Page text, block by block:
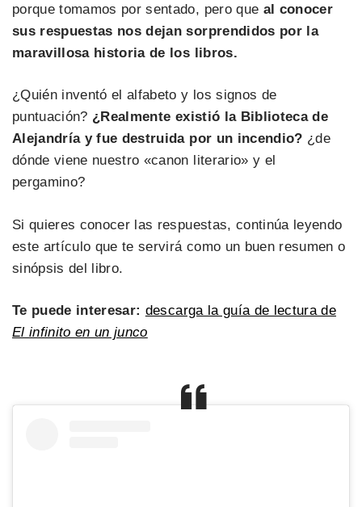
porque tomamos por sentado, pero que al conocer
sus respuestas nos dejan sorprendidos por la
maravillosa historia de los libros.
¿Quién inventó el alfabeto y los signos de
puntuación? ¿Realmente existió la Biblioteca de
Alejandría y fue destruida por un incendio? ¿de
dónde viene nuestro «canon literario» y el
pergamino?
Si quieres conocer las respuestas, continúa leyendo
este artículo que te servirá como un buen resumen o
sinópsis del libro.
Te puede interesar: descarga la guía de lectura de
El infinito en un junco